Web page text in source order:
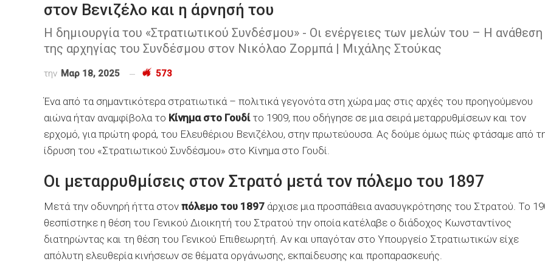
στον Βενιζέλο και η άρνησή του
Η δημιουργία του «Στρατιωτικού Συνδέσμου» - Οι ενέργειες των μελών του – Η ανάθεση
της αρχηγίας του Συνδέσμου στον Νικόλαο Ζορμπά | Μιχάλης Στούκας
την Μαρ 18, 2025 573
Ένα από τα σημαντικότερα στρατιωτικά – πολιτικά γεγονότα στη χώρα μας στις αρχές του προηγούμενου
αιώνα ήταν αναμφίβολα το Κίνημα στο Γουδίτο 1909, που οδήγησε σε μια σειρά μεταρρυθμίσεων και τον
ερχομό, για πρώτη φορά, του Ελευθέριου Βενιζέλου, στην πρωτεύουσα. Ας δούμε όμως πώς φτάσαμε από
ίδρυση του «Στρατιωτικού Συνδέσμου» στο Κίνημα στο Γουδί.
Οι μεταρρυθμίσεις στον Στρατό μετά τον πόλεμο του 1897
Μετά την οδυνηρή ήττα στον πόλεμο του 1897 άρχισε μια προσπάθεια ανασυγκρότησης του Στρατού. Το
θεσπίστηκε η θέση του Γενικού Διοικητή του Στρατού την οποία κατέλαβε ο διάδοχος Κωνσταντίνος
διατηρώντας και τη θέση του Γενικού Επιθεωρητή. Αν και υπαγόταν στο Υπουργείο Στρατιωτικών είχε
απόλυτη ελευθερία κινήσεων σε θέματα οργάνωσης, εκπαίδευσης και προπαρασκευής.